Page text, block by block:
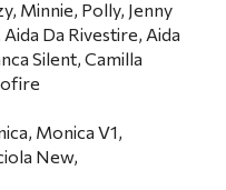
Minnie, Polly, Jenny
Da Rivestire, Aida
Silent, Camilla
Monica V1,
New,